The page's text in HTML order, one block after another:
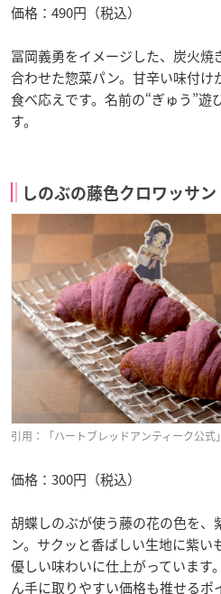
価格：490円（税込）
冨岡義勇をイメージした、炭火焼
合わせた惣菜パン。甘辛い味付け
食べ応えです。名前の“ぎゅう”遊
す。
しのぶの藤色クロワッサン
引用：「ハートブレッドアンティーク公式」
価格：300円（税込）
胡蝶しのぶが使う藤の花の色を、
ン。サクッと香ばしい生地に紫い
優しい味わいに仕上がっています
ん手に取りやすい価格も推せるポ